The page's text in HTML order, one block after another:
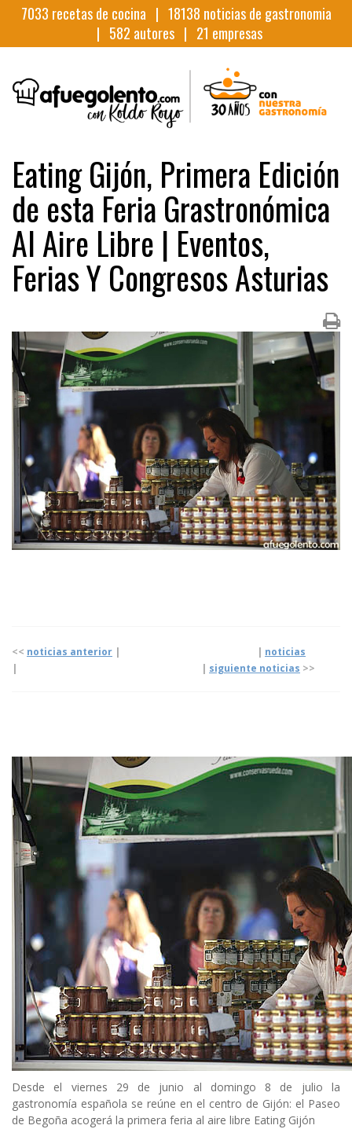
7033 recetas de cocina | 18138 noticias de gastronomia
| 582 autores | 21 empresas
Eating Gijón, Primera Edición
de esta Feria Grastronómica
Al Aire Libre | Eventos,
Ferias Y Congresos Asturias
<< noticias anterior | | noticias
|
| siguiente noticias >>
Desde el viernes 29 de junio al domingo 8 de julio la
gastronomía española se reúne en el centro de Gijón: el Paseo
de Begoña acogerá la primera feria al aire libre Eating Gijón